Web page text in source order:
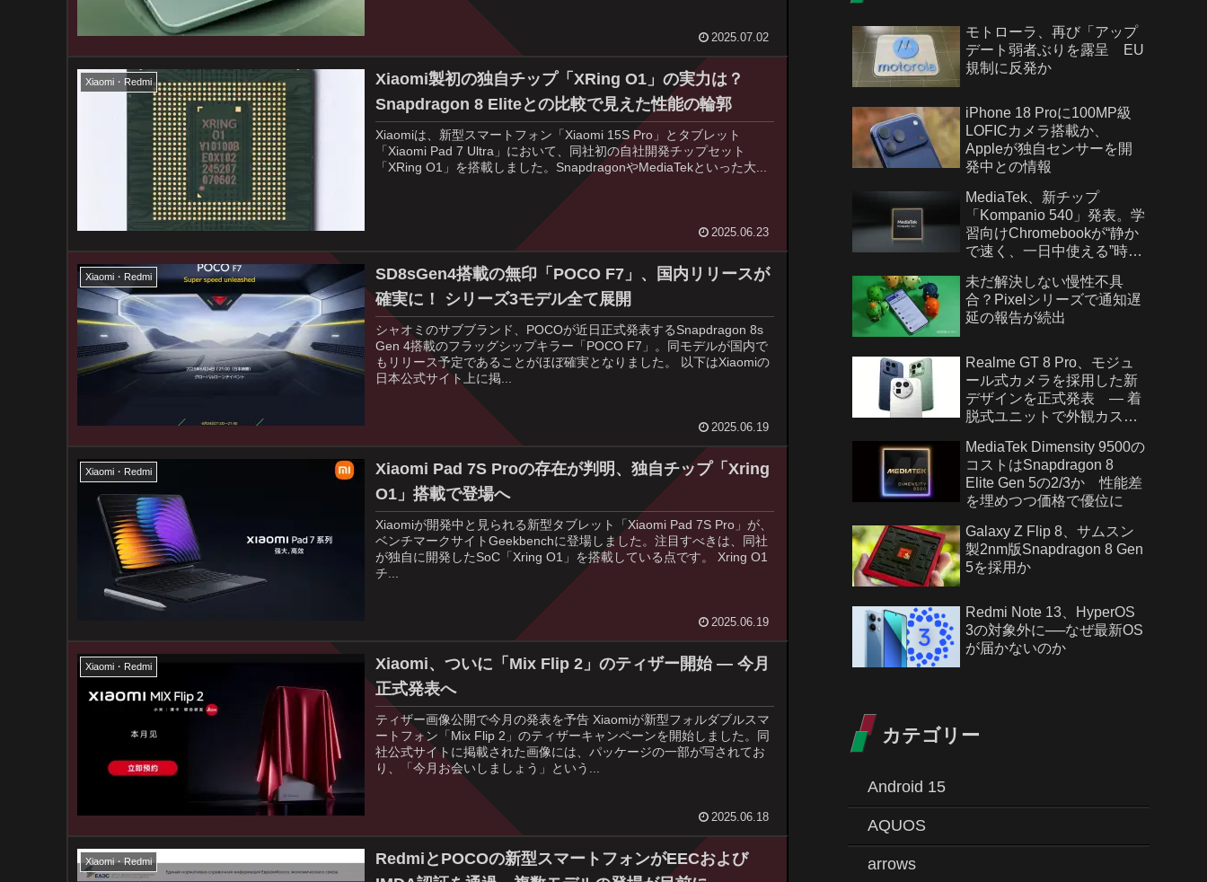
2025.07.02
Xiaomi・Redmi
Xiaomi製初の独自チップ「XRing O1」の実力は？
Snapdragon 8 Eliteとの比較で見えた性能の輪郭
Xiaomiは、新型スマートフォン「Xiaomi 15S Pro」とタブレット
「Xiaomi Pad 7 Ultra」において、同社初の自社開発チップセット
「XRing O1」を搭載しました。SnapdragonやMediaTekといった大...
2025.06.23
Xiaomi・Redmi
SD8sGen4搭載の無印「POCO F7」、国内リリースが
確実に！ シリーズ3モデル全て展開
シャオミのサブブランド、POCOが近日正式発表するSnapdragon 8s
Gen 4搭載のフラッグシップキラー「POCO F7」。同モデルが国内で
もリリース予定であることがほぼ確実となりました。 以下はXiaomiの
日本公式サイト上に掲...
2025.06.19
Xiaomi・Redmi
Xiaomi Pad 7S Proの存在が判明、独自チップ「Xring
O1」搭載で登場へ
Xiaomiが開発中と見られる新型タブレット「Xiaomi Pad 7S Pro」が、
ベンチマークサイトGeekbenchに登場しました。注目すべきは、同社
が独自に開発したSoC「Xring O1」を搭載している点です。 Xring O1
チ...
2025.06.19
Xiaomi・Redmi
Xiaomi、ついに「Mix Flip 2」のティザー開始 ― 今月
正式発表へ
ティザー画像公開で今月の発表を予告 Xiaomiが新型フォルダブルスマ
ートフォン「Mix Flip 2」のティザーキャンペーンを開始しました。同
社公式サイトに掲載された画像には、パッケージの一部が写されてお
り、「今月お会いしましょう」という...
2025.06.18
Xiaomi・Redmi
RedmiとPOCOの新型スマートフォンがEECおよび
モトローラ、再び「アップ
デート弱者ぶりを露呈 EU
規制に反発か
iPhone 18 Proに100MP級
LOFICカメラ搭載か、
Appleが独自センサーを開
発中との情報
MediaTek、新チップ
「Kompanio 540」発表。学
習向けChromebookが“静か
で速く、一日中使える”時代
未だ解決しない慢性不具
合？Pixelシリーズで通知遅
延の報告が続出
Realme GT 8 Pro、モジュ
ール式カメラを採用した新
デザインを正式発表 — 着
脱式ユニットで外観カスタ
MediaTek Dimensity 9500の
コストはSnapdragon 8
Elite Gen 5の2/3か 性能差
を埋めつつ価格で優位に
Galaxy Z Flip 8、サムスン
製2nm版Snapdragon 8 Gen
5を採用か
Redmi Note 13、HyperOS
3の対象外に──なぜ最新OS
が届かないのか
カテゴリー
Android 15
AQUOS
arrows